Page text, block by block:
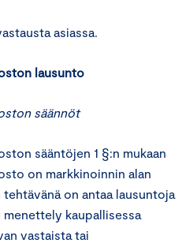
asiassa.
lausunto
säännöt
sääntöjen 1 §:n mukaan
on markkinoinnin alan
on antaa lausuntoja
kaupallisessa
vastaista tai